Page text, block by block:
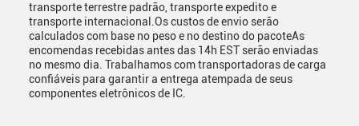
transporte terrestre padrão, transporte expedito e
transporte internacional.Os custos de envio serão
calculados com base no peso e no destino do pacoteAs
encomendas recebidas antes das 14h EST serão enviadas
no mesmo dia. Trabalhamos com transportadoras de carga
confiáveis para garantir a entrega atempada de seus
componentes eletrônicos de IC.